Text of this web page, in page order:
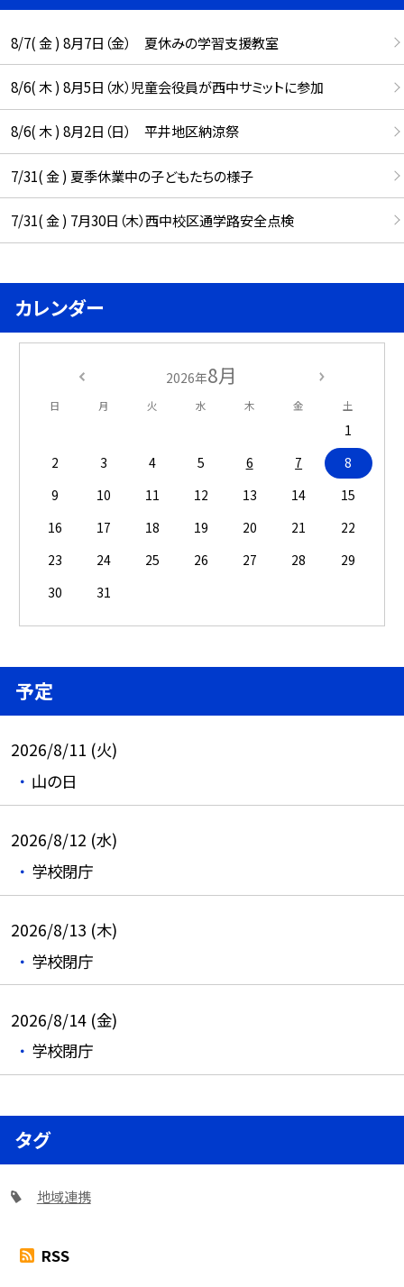
8/7( 金 ) 8月7日（金） 夏休みの学習支援教室
8/6( 木 ) 8月5日（水）児童会役員が西中サミットに参加
8/6( 木 ) 8月2日（日） 平井地区納涼祭
7/31( 金 ) 夏季休業中の子どもたちの様子
7/31( 金 ) 7月30日（木）西中校区通学路安全点検
カレンダー
2026年8月
日 月 火 水 木 金 土
1
2
3 4 5 6 7
8
9
10 11 12 13 14
15
16
17 18 19 20 21
22
23
24 25 26 27 28
29
30
31
予定
2026/8/11 (火)
山の日
2026/8/12 (水)
学校閉庁
2026/8/13 (木)
学校閉庁
2026/8/14 (金)
学校閉庁
タグ
地域連携
RSS